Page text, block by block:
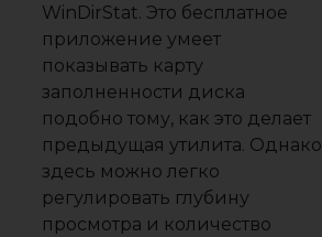
WinDirStat. Это бесплатное
приложение умеет
показывать карту
заполненности диска
подобно тому, как это делает
предыдущая утилита. Однако
здесь можно легко
регулировать глубину
просмотра и количество